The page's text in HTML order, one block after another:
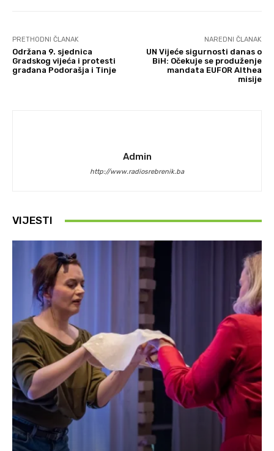
PRETHODNI ČLANAK
Održana 9. sjednica
Gradskog vijeća i protesti
građana Podorašja i Tinje
NAREDNI ČLANAK
UN Vijeće sigurnosti danas o
BiH: Očekuje se produženje
mandata EUFOR Althea
misije
Admin
http://www.radiosrebrenik.ba
VIJESTI